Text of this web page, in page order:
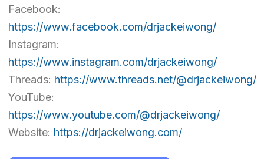
Facebook:
https://www.facebook.com/drjackeiwong/
Instagram:
https://www.instagram.com/drjackeiwong/
Threads: https://www.threads.net/@drjackeiwong/
YouTube:
https://www.youtube.com/@drjackeiwong/
Website: https://drjackeiwong.com/